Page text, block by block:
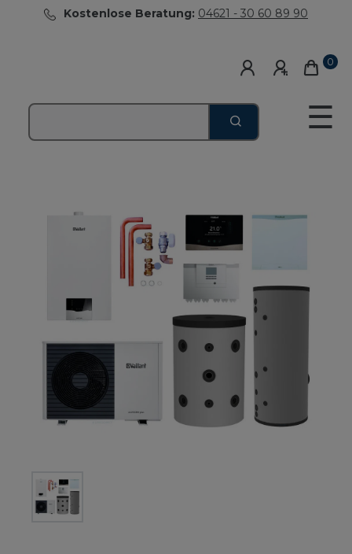
Kostenlose Beratung: 04621 - 30 60 89 90
0
☰